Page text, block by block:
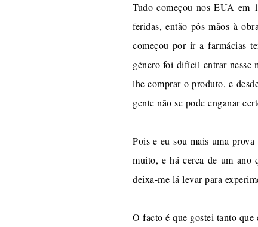
Tudo começou nos EUA em
feridas, então pôs mãos à
começou por ir a farmácias
género foi difícil entrar nesse
lhe comprar o produto, e
gente não se pode enganar
Pois e eu sou mais uma
muito, e há cerca de um ano
deixa-me lá levar para
O facto é que gostei tanto